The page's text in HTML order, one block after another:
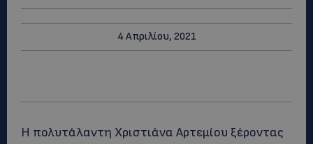
4 Απριλίου, 2021
Η πολυτάλαντη Χριστιάνα Αρτεμίου ξέροντας